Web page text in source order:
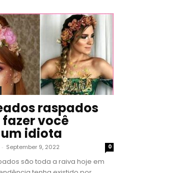
raspados
você
idiota
- September 9, 2022 0
são toda a raiva hoje em